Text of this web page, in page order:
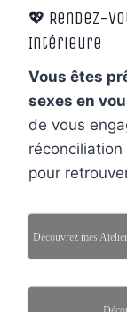
💖 Rendez-
Intérieure
Vous êtes
sexes en
de vous
pour
Découvrez mes